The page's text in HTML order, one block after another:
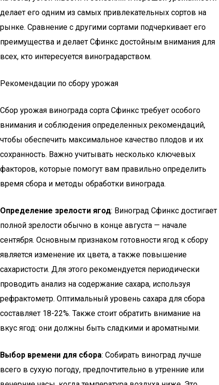
делает его одним из самых привлекательных сортов на
рынке. Сравнение с другими сортами подчеркивает его
преимущества и делает Сфинкс достойным внимания для
всех, кто интересуется виноградарством.
Рекомендации по сбору урожая
Сбор урожая винограда сорта Сфинкс требует особого
внимания и соблюдения определенных рекомендаций,
чтобы обеспечить максимальное качество плодов и их
сохранность. Важно учитывать несколько ключевых
факторов, которые помогут вам правильно определить
время сбора и методы обработки винограда.
Определение зрелости ягод: Виноград Сфинкс достигает
полной зрелости обычно в конце августа — начале
сентября. Основным признаком готовности ягод к сбору
является изменение их цвета, а также повышение
сахаристости. Для этого рекомендуется периодически
проводить анализ на содержание сахара, используя
рефрактометр. Оптимальный уровень сахара для сбора
составляет 18-22%. Также стоит обратить внимание на
вкус ягод: они должны быть сладкими и ароматными.
Выбор времени для сбора: Собирать виноград лучше
всего в сухую погоду, предпочтительно в утренние или